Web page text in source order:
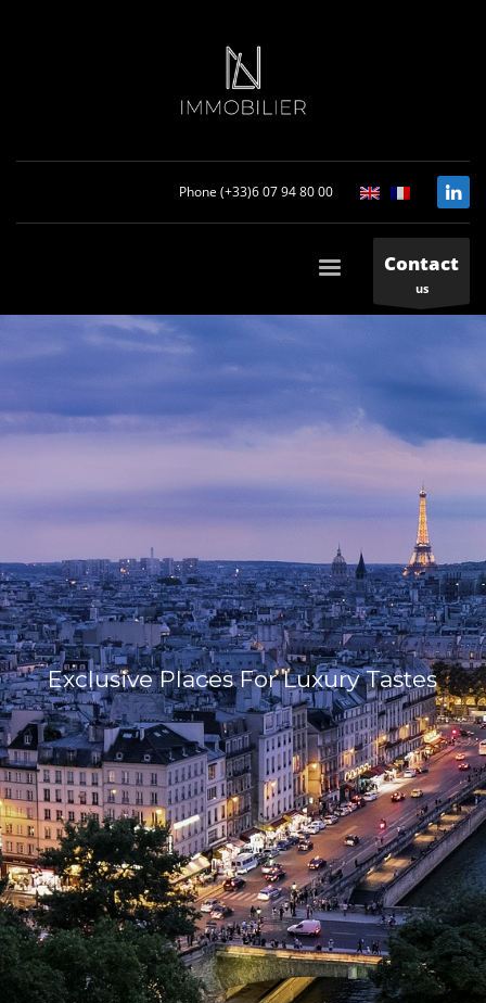
Phone (+33)6 07 94 80 00
Contact
us
Exclusive Places For Luxury Tastes